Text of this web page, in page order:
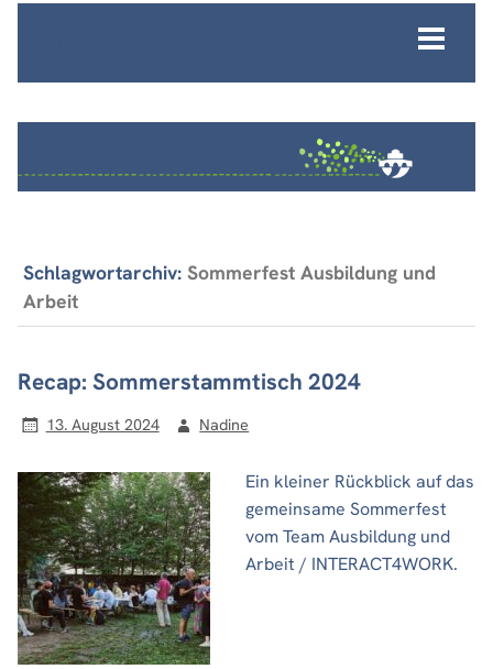
Schlagwortarchiv:Sommerfest Ausbildung und
Arbeit
Recap: Sommerstammtisch 2024
13. August 2024 Nadine
Ein kleiner Rückblick auf das
gemeinsame Sommerfest
vom Team Ausbildung und
Arbeit / INTERACT4WORK.